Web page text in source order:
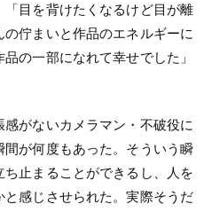
目を背けたくなるけど目が離
佇まいと作品のエネルギーに
の一部になれて幸せでした」
がないカメラマン・不破役に
が何度もあった。そういう瞬
止まることができるし、人を
感じさせられた。実際そうだ